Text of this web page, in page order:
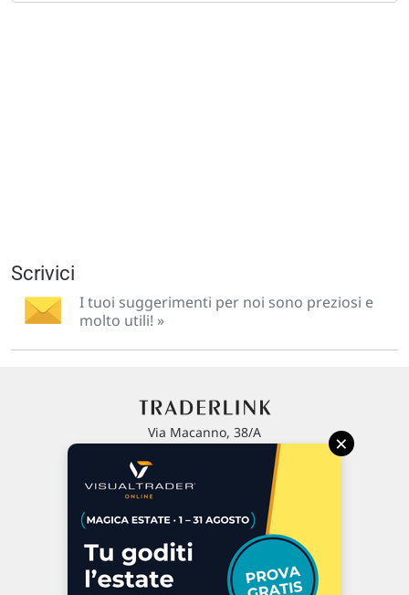
Scrivici
I tuoi suggerimenti per noi sono preziosi e
molto utili! »
Via Macanno, 38/A
P.IVA 02 452 460 401
Chi siamo
Commenti e segnalazioni
Contattaci
×